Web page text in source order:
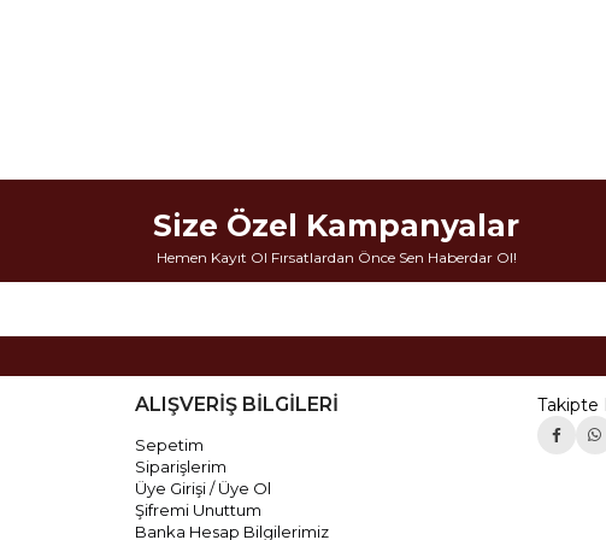
Size Özel Kampanyalar
Hemen Kayıt Ol Fırsatlardan Önce Sen Haberdar Ol!
ALIŞVERİŞ BİLGİLERİ
Sepetim
Siparişlerim
Üye Girişi / Üye Ol
Şifremi Unuttum
Banka Hesap Bilgilerimiz
Takipte